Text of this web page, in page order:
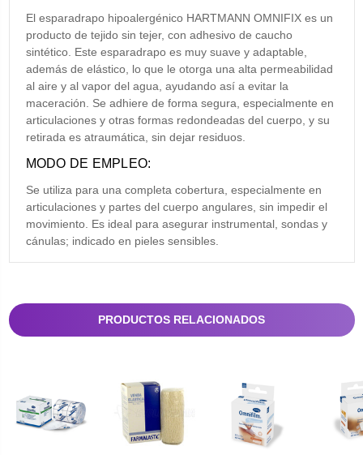
El esparadrapo hipoalergénico HARTMANN OMNIFIX es un
producto de tejido sin tejer, con adhesivo de caucho
sintético. Este esparadrapo es muy suave y adaptable,
además de elástico, lo que le otorga una alta permeabilidad
al aire y al vapor del agua, ayudando así a evitar la
maceración. Se adhiere de forma segura, especialmente en
articulaciones y otras formas redondeadas del cuerpo, y su
retirada es atraumática, sin dejar residuos.
MODO DE EMPLEO:
Se utiliza para una completa cobertura, especialmente en
articulaciones y partes del cuerpo angulares, sin impedir el
movimiento. Es ideal para asegurar instrumental, sondas y
cánulas; indicado en pieles sensibles.
PRODUCTOS RELACIONADOS